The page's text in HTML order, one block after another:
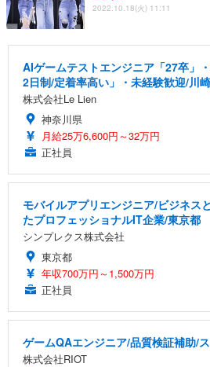
2022.10.18(火) 11:11
AIゲームテストエンジニア「27卒」
2日制/定着率高い」・未経験歓迎/川
株式会社Le Lien
神奈川県
月給25万6,600円～32万円
正社員
モバイルアプリエンジニア/ビジネス
たプロフェッショナルIT企業/東京都
シンプレクス株式会社
東京都
年収700万円～1,500万円
正社員
ゲームQAエンジニア/品質検証補助/
株式会社RIOT